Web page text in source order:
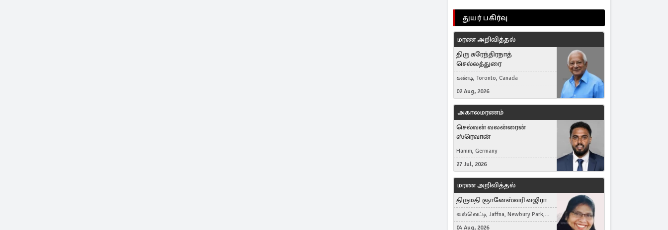
துயர் பகிர்வு
மரண அறிவித்தல்
திரு சுரேந்திரநாத்
செல்லத்துரை
கண்டி, Toronto, Canada
02 Aug, 2026
அகாலமரணம்
செல்வன் வலன்ரைன்
ஸ்ரெவான்
Hamm, Germany
27 Jul, 2026
மரண அறிவித்தல்
திருமதி ஞானேஸ்வரி வஜிரா
வல்வெட்டி, Jaffna, Newbury Park,
United Kingdom
04 Aug, 2026